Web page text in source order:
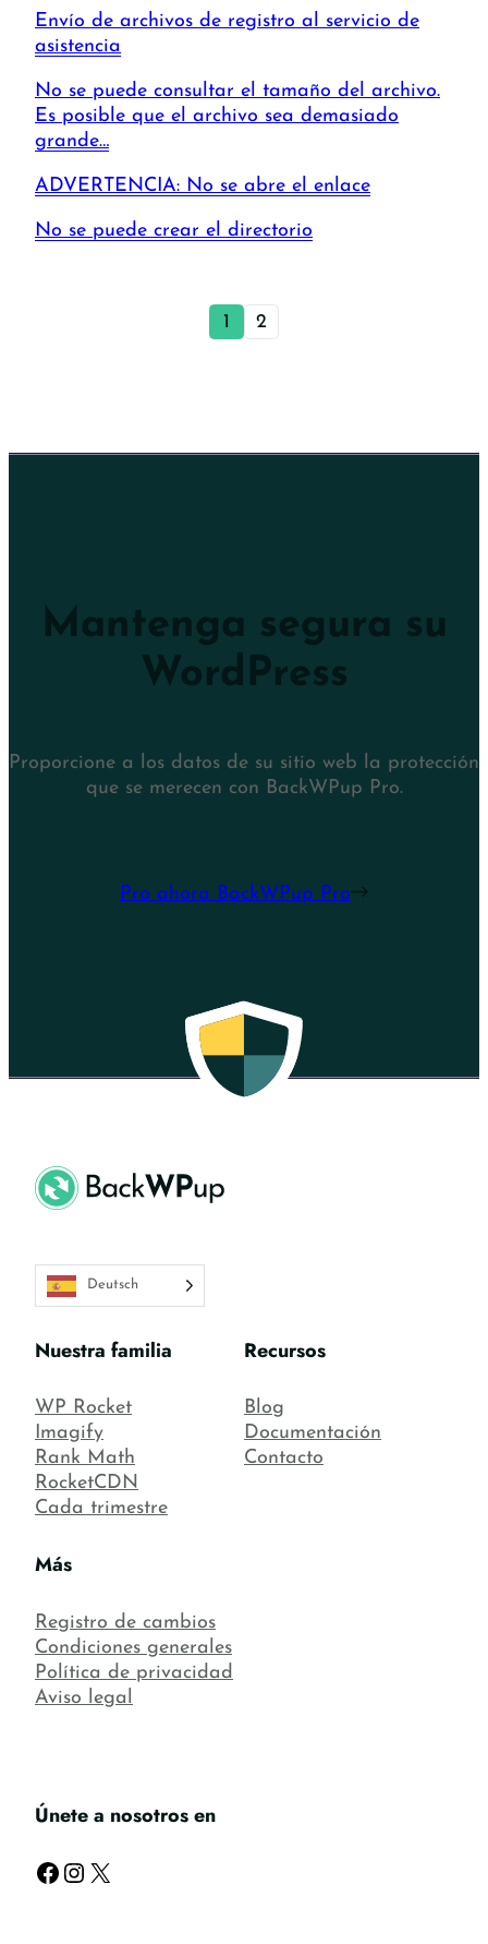
Envío de archivos de registro al servicio de
asistencia
No se puede consultar el tamaño del archivo.
Es posible que el archivo sea demasiado
grande…
ADVERTENCIA: No se abre el enlace
No se puede crear el directorio
1 2
Mantenga segura su
WordPress
Proporcione a los datos de su sitio web la protección
que se merecen con BackWPup Pro.
Pro ahora BackWPup Pro
Deutsch
Nuestra familia
WP Rocket
Imagify
Rank Math
RocketCDN
Cada trimestre
Recursos
Blog
Documentación
Contacto
Más
Registro de cambios
Condiciones generales
Política de privacidad
Aviso legal
Únete a nosotros en
Facebook Instagram X